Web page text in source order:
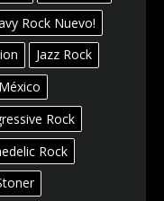
Rock Nuevo!
Jazz Rock
México
Rock
Rock